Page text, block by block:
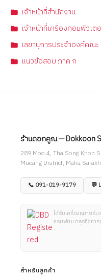
เจ้าหน้าที่สำนักงาน
เจ้าหน้าที่เครื่องคอมพิวเต
เลขานุการประจำองค์คณะ
แนวข้อสอบ ภาค ก
ร้านดอกคูณ — Dokkoon
289 Moo 4, Tha Song Khon
Mueang District, Maha
📞 091-019-9179 💬
ได้รับเครื่องหมายรั
กรมพัฒนาธุรกิจการ
สำหรับลูกค้า